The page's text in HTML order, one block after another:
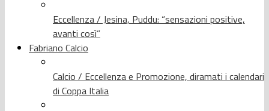
Eccellenza / Jesina, Puddu: “sensazioni positive,
avanti così”
Fabriano Calcio
Calcio / Eccellenza e Promozione, diramati i calendari
di Coppa Italia